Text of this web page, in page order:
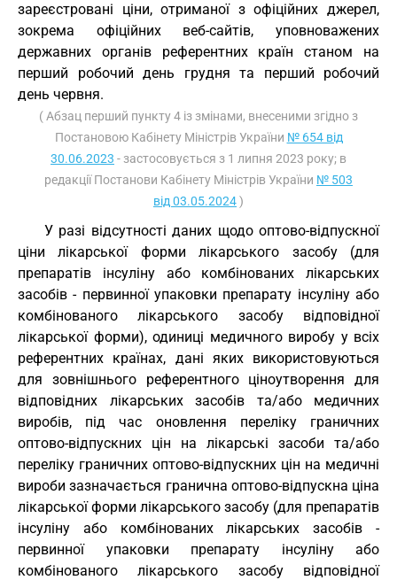
зареєстровані ціни, отриманої з офіційних джерел,
зокрема офіційних веб-сайтів, уповноважених
державних органів референтних країн станом на
перший робочий день грудня та перший робочий
день червня.
( Абзац перший пункту 4 із змінами, внесеними згідно з
Постановою Кабінету Міністрів України № 654 від
30.06.2023 - застосовується з 1 липня 2023 року; в
редакції Постанови Кабінету Міністрів України № 503
від 03.05.2024)
У разі відсутності даних щодо оптово-відпускної
ціни лікарської форми лікарського засобу (для
препаратів інсуліну або комбінованих лікарських
засобів - первинної упаковки препарату інсуліну або
комбінованого лікарського засобу відповідної
лікарської форми), одиниці медичного виробу у всіх
референтних країнах, дані яких використовуються
для зовнішнього референтного ціноутворення для
відповідних лікарських засобів та/або медичних
виробів, під час оновлення переліку граничних
оптово-відпускних цін на лікарські засоби та/або
переліку граничних оптово-відпускних цін на медичні
вироби зазначається гранична оптово-відпускна ціна
лікарської форми лікарського засобу (для препаратів
інсуліну або комбінованих лікарських засобів -
первинної упаковки препарату інсуліну або
комбінованого лікарського засобу відповідної